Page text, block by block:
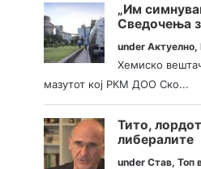
„Им
Сведочења
underАктуелно,
Хемиско
мазутот кој РКМ ДОО Ско...
Тито,
либералите
underСтав,Топ